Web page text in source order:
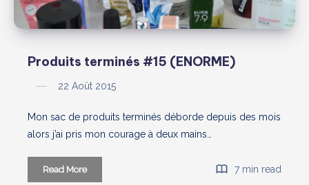
Produits terminés #15 (ENORME)
22 Août 2015
Mon sac de produits terminés déborde depuis des mois
alors j’ai pris mon courage à deux mains…
Read MoreProduits
7 min read